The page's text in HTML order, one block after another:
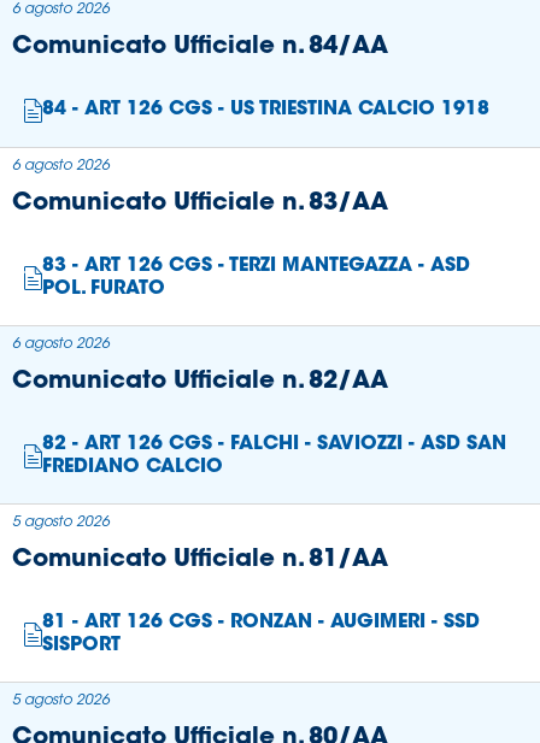
Comunicato Ufficiale n. 84/AA
84 - ART 126 CGS - US TRIESTINA CALCIO 1918
6 agosto 2026
Comunicato Ufficiale n. 83/AA
83 - ART 126 CGS - TERZI MANTEGAZZA - ASD
POL. FURATO
6 agosto 2026
Comunicato Ufficiale n. 82/AA
82 - ART 126 CGS - FALCHI - SAVIOZZI - ASD SAN
FREDIANO CALCIO
6 agosto 2026
Comunicato Ufficiale n. 81/AA
81 - ART 126 CGS - RONZAN - AUGIMERI - SSD
SISPORT
5 agosto 2026
Comunicato Ufficiale n. 80/AA
5 agosto 2026